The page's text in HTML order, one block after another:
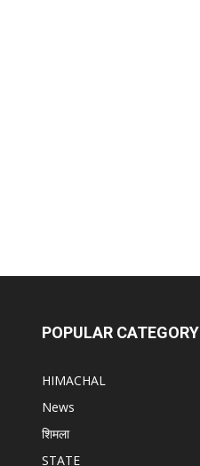
POPULAR CATEGORY
HIMACHAL
News
शिमला
STATE